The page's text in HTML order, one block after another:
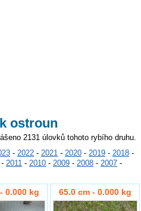
ostroun
2131 úlovků tohoto rybího druhu.
- 2022 - 2021 - 2020 - 2019 - 2018 -
- 2011 - 2010 - 2009 - 2008 - 2007 -
0.000 kg 65.0 cm - 0.000 kg